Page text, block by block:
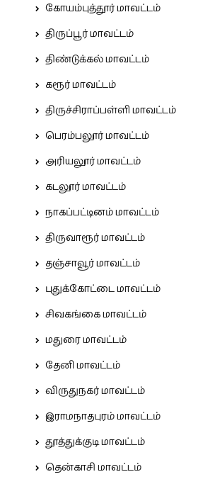
கோயம்புத்தூர் மாவட்டம்
திருப்பூர் மாவட்டம்
திண்டுக்கல் மாவட்டம்
கரூர் மாவட்டம்
திருச்சிராப்பள்ளி மாவட்டம்
பெரம்பலூர் மாவட்டம்
அரியலூர் மாவட்டம்
கடலூர் மாவட்டம்
நாகப்பட்டினம் மாவட்டம்
திருவாரூர் மாவட்டம்
தஞ்சாவூர் மாவட்டம்
புதுக்கோட்டை மாவட்டம்
சிவகங்கை மாவட்டம்
மதுரை மாவட்டம்
தேனி மாவட்டம்
விருதுநகர் மாவட்டம்
இராமநாதபுரம் மாவட்டம்
தூத்துக்குடி மாவட்டம்
தென்காசி மாவட்டம்